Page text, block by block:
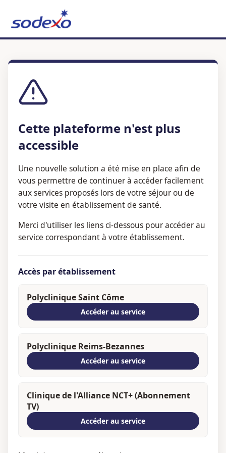
Cette plateforme n'est plus
accessible
Une nouvelle solution a été mise en place afin de
vous permettre de continuer à accéder facilement
aux services proposés lors de votre séjour ou de
votre visite en établissement de santé.
Merci d'utiliser les liens ci-dessous pour accéder au
service correspondant à votre établissement.
Accès par établissement
Polyclinique Saint Côme
Accéder au service
Polyclinique Reims-Bezannes
Accéder au service
Clinique de l'Alliance NCT+ (Abonnement
TV)
Accéder au service